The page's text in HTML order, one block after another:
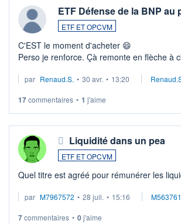
ETF Défense de la BNP au
ETF ET OPCVM
C'EST le moment d'acheter 😄​
Perso je renforce. Çà remonte en flèche à
Investissement long terme tip top pour sa
par Renaud.S. • 30 avr. • 13:20
17commentaires • 1 j'aime
Liquidité dans un pea
ETF ET OPCVM
Quel titre est agréé pour rémunérer les
par M7967572 • 28 juil. • 15:16
7commentaires • 0j'aime